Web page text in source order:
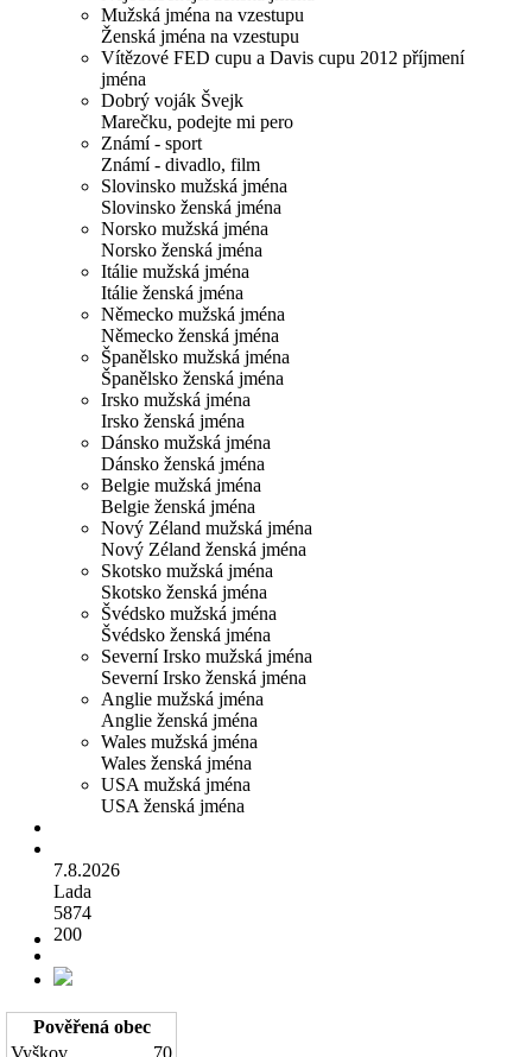
Mužská jména na vzestupu
Ženská jména na vzestupu
Vítězové FED cupu a Davis cupu 2012 příjmení
jména
Dobrý voják Švejk
Marečku, podejte mi pero
Známí - sport
Známí - divadlo, film
Slovinsko mužská jména
Slovinsko ženská jména
Norsko mužská jména
Norsko ženská jména
Itálie mužská jména
Itálie ženská jména
Německo mužská jména
Německo ženská jména
Španělsko mužská jména
Španělsko ženská jména
Irsko mužská jména
Irsko ženská jména
Dánsko mužská jména
Dánsko ženská jména
Belgie mužská jména
Belgie ženská jména
Nový Zéland mužská jména
Nový Zéland ženská jména
Skotsko mužská jména
Skotsko ženská jména
Švédsko mužská jména
Švédsko ženská jména
Severní Irsko mužská jména
Severní Irsko ženská jména
Anglie mužská jména
Anglie ženská jména
Wales mužská jména
Wales ženská jména
USA mužská jména
USA ženská jména
7.8.2026
Lada
5874
200
Pověřená obec
Vyškov
70